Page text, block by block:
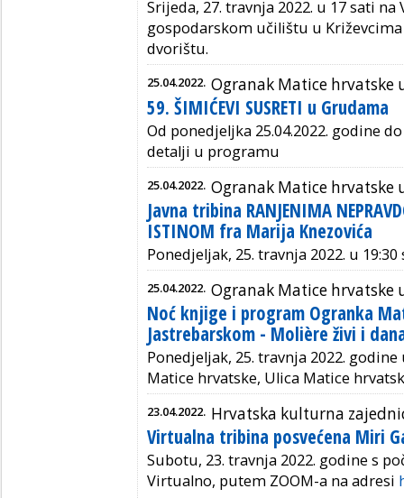
Srijeda, 27. travnja 2022. u 17 sati na
gospodarskom učilištu u
dvorištu.
25.04.2022. Ogranak Matice hrvatske
59. ŠIMIĆEVI SUSRETI u Grudama
Od ponedjeljka 25.04.2022. godine
detalji u programu
25.04.2022. Ogranak Matice hrvatske
Javna tribina RANJENIMA
ISTINOM fra Marija Knezovića
Ponedjeljak, 25. travnja 2022. u
25.04.2022. Ogranak Matice hrvatske
Noć knjige i program Ogranka
Jastrebarskom - Molière živi i
Ponedjeljak, 25. travnja 2022. godine
Matice hrvatske, Ulica Matice
23.04.2022. Hrvatska kulturna
Virtualna tribina posvećena Miri
Subotu, 23. travnja 2022. godine s
Virtualno, putem ZOOM-a na adresi